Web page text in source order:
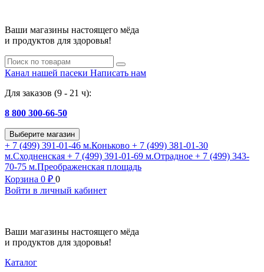
Ваши магазины настоящего мёда
и продуктов для здоровья!
Канал нашей пасеки Написать нам
Для заказов (9 - 21 ч):
8 800 300-66-50
Выберите магазин
+ 7 (499) 391-01-46 м.Коньково + 7 (499) 381-01-30
м.Сходненская + 7 (499) 391-01-69 м.Отрадное + 7 (499) 343-
70-75 м.Преображенская площадь
Корзина 0 ₽ 0
Войти в личный кабинет
Ваши магазины настоящего мёда
и продуктов для здоровья!
Каталог